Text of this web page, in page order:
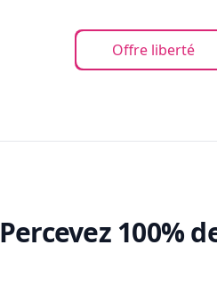
Offre liberté
Percevez 100%